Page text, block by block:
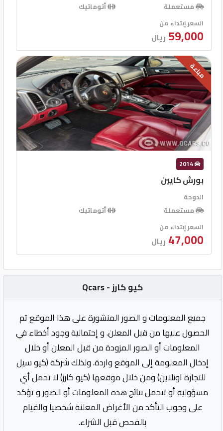
مستعملة
أتوماتيك
السعر إبتداء من
59,000 ريال
مباعة
2014
بورش كايين
الدوحة
مستعملة
أتوماتيك
السعر إبتداء من
47,000 ريال
كيو كارز - Qcars
جميع المعلومات و الصور المنشورة على هذا الموقع تم
الحصول عليها من قبل المعلن. و إحتمالية وجود أخطاء في
المعلومات أو الصور المزودة من قبل المعلن أو خلال
إدخال المعلومة إلى الموقع واردة. ولذلك شركة (كيو سيل
للتجارة اونلاين) ومن خلال موقعها (كيو كارز) لا تحمل أي
مسؤولية أو تتحمل نتائج هذه المعلومات أو الصور و تؤكد
على وجوب التأكد من الأغراض المعلنة شخصيا والقيام
بالفحص قبل الشراء.